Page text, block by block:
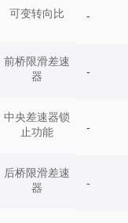
可变转向比
前桥限滑差速
器
中央差速器锁
止功能
后桥限滑差速
器
-
-
-
-